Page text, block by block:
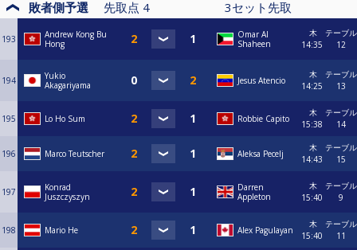
敗者側予選 先取点 4 3セット先取
193
Andrew Kong Bu
Hong
Omar Al
Shaheen
木
14:35
テーブル
12
194
Yukio
Akagariyama
Jesus Atencio
木
14:25
テーブル
13
195 Lo Ho Sum Robbie Capito
木
15:38
テーブル
14
196 Marco Teutscher Aleksa Pecelj
木
14:43
テーブル
15
197
Konrad
Juszczyszyn
Darren
Appleton
木
15:40
テーブル
9
198 Mario He Alex Pagulayan
木
15:40
テーブル
11